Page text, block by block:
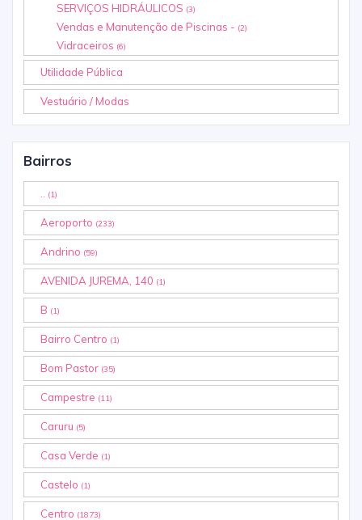
SERVIÇOS HIDRÁULICOS (3)
Vendas e Manutenção de Piscinas - (2)
Vidraceiros (6)
Utilidade Pública
Vestuário / Modas
Bairros
(1)
Aeroporto (233)
Andrino (59)
AVENIDA JUREMA, 140 (1)
B (1)
Bairro Centro (1)
Bom Pastor (35)
Campestre (11)
Caruru (5)
Casa Verde (1)
Castelo (1)
Centro (1873)